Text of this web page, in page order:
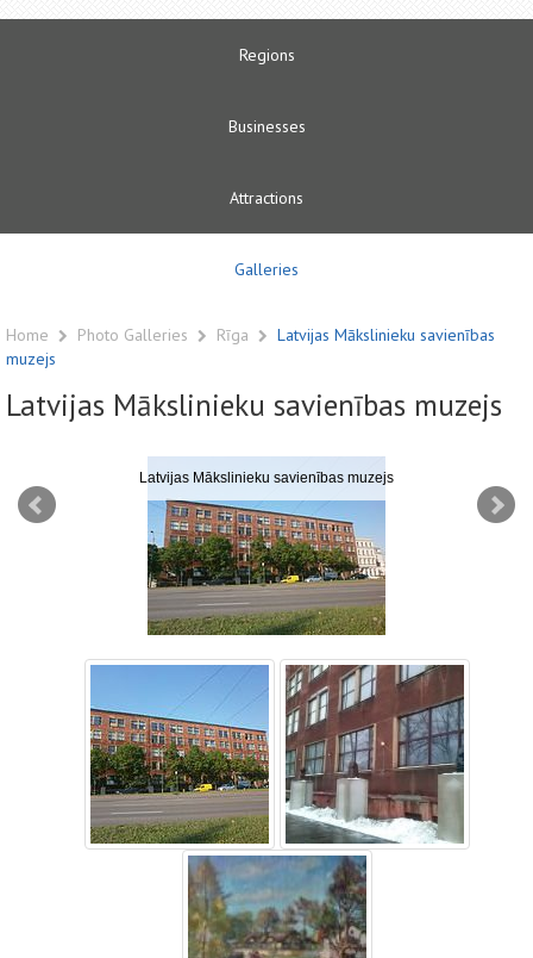
Regions
Businesses
Attractions
Galleries
Home Photo Galleries Rīga
Latvijas Mākslinieku savienības
muzejs
Latvijas Mākslinieku savienības muzejs
Latvijas Mākslinieku savienības muzejs